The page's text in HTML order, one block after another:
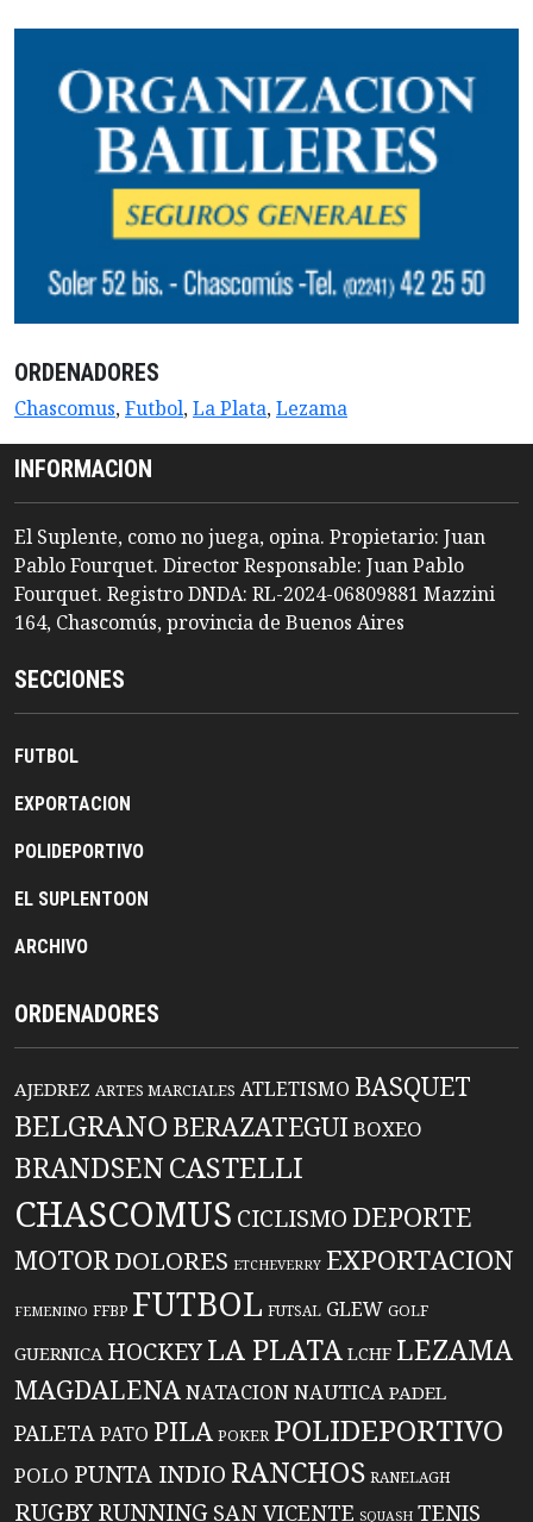
ORDENADORES
Chascomus,Futbol,La Plata,Lezama
INFORMACION
El Suplente, como no juega, opina. Propietario: Juan
Pablo Fourquet. Director Responsable: Juan Pablo
Fourquet. Registro DNDA: RL-2024-06809881 Mazzini
164, Chascomús, provincia de Buenos Aires
SECCIONES
FUTBOL
EXPORTACION
POLIDEPORTIVO
EL SUPLENTOON
ARCHIVO
ORDENADORES
AJEDREZ ARTES MARCIALES ATLETISMO BASQUET
BELGRANO BERAZATEGUIBOXEO
BRANDSENCASTELLI
CHASCOMUS CICLISMO DEPORTE
MOTORDOLORES ETCHEVERRY EXPORTACION
FEMENINO FFBP FUTBOL FUTSAL GLEW GOLF
GUERNICA HOCKEYLA PLATA LCHF LEZAMA
MAGDALENANATACIONNAUTICA PADEL
PALETAPATO PILA POKER POLIDEPORTIVO
POLO PUNTA INDIO RANCHOS RANELAGH
RUGBYRUNNING SAN VICENTE SQUASH TENIS